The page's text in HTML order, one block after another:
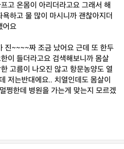
고 온몸이 아리더라고요 그래서 해
하고 물 많이 마시니까 괜찮아지더
어요
진~~~~짜 조금 났어요 근데 또 한두
이 들더라고요 검색해보니까 몸살
고름이 나오진 않고 항문농양도 열
저는반대에요.. 치열인데도 몸살이
쩡한데 병원을 가는게 맞는지 모르겠